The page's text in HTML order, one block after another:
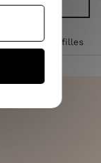
Coindesfilles